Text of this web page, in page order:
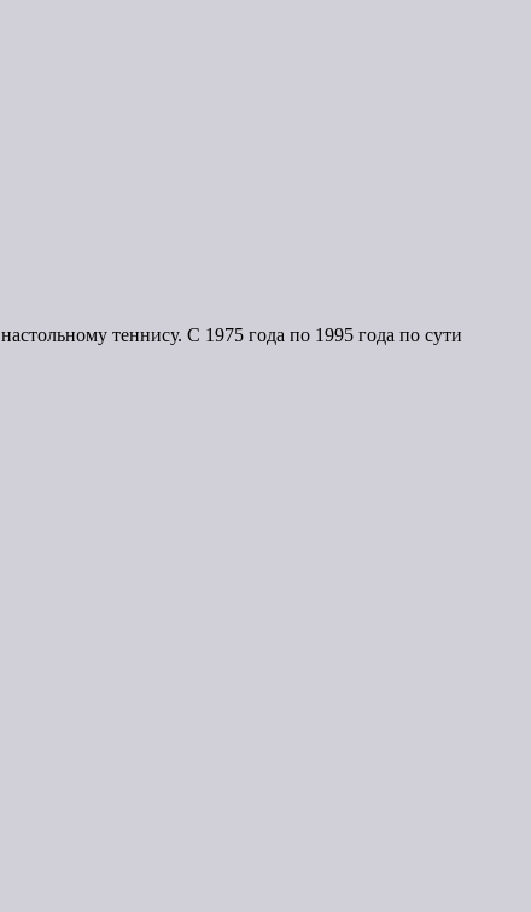
теннису. С 1975 года по 1995 года по сути